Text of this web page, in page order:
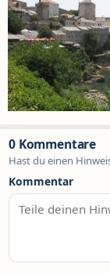
0 Kommentare
Hast du einen
Kommentar